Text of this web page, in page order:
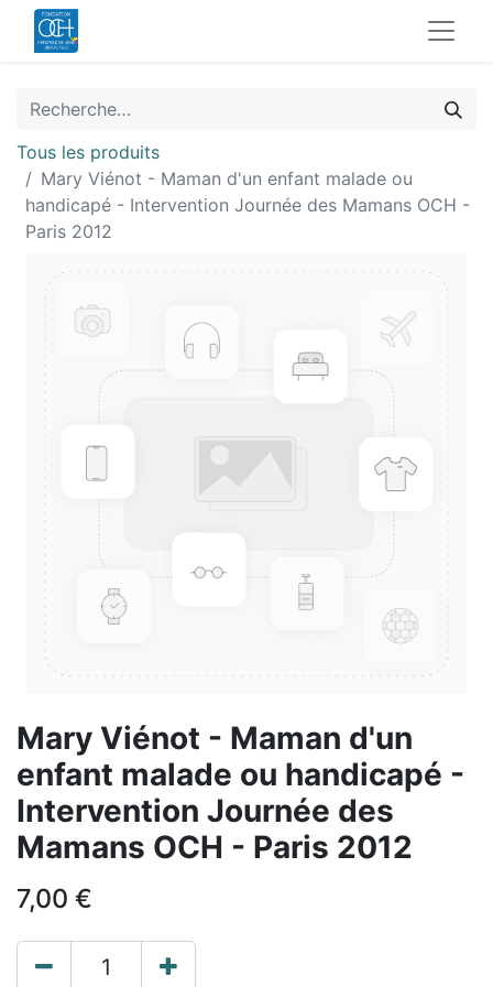
Tous les produits
Mary Viénot - Maman d'un enfant malade ou
handicapé - Intervention Journée des Mamans OCH -
Paris 2012
Mary Viénot - Maman d'un
enfant malade ou handicapé -
Intervention Journée des
Mamans OCH - Paris 2012
7,00 €